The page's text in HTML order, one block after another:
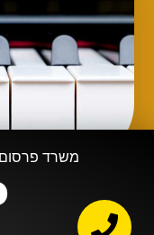
משרד פרסום